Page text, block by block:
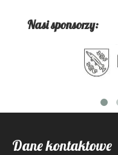
Nasi sponsorzy:
Dane kontaktowe